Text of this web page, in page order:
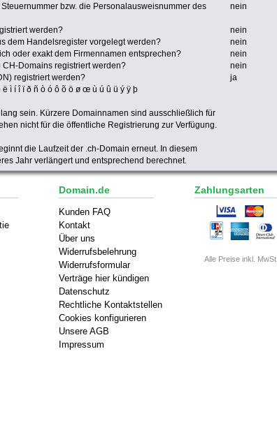
bzw. die Personalausweisnummer des
nein
werden?
nein
dem Handelsregister vorgelegt werden?
nein
oder exakt dem Firmennamen entsprechen?
nein
Domains registriert werden?
nein
registriert werden?
ja
ì í î ï ð ñ ò ó ô õ ö ø œ ù ú û ü ý ÿ þ
sein. Kürzere Domainnamen sind ausschließlich für
nicht für die öffentliche Registrierung zur Verfügung.
die Laufzeit der .ch-Domain erneut. In diesem
Jahr verlängert und entsprechend berechnet.
Domain.de
Kunden FAQ
Kontakt
Über uns
Widerrufsbelehrung
Widerrufsformular
Verträge hier kündigen
Datenschutz
Rechtliche Kontaktstellen
Cookies konfigurieren
Unsere AGB
Impressum
Zahlungsarten
Alle Preise inkl. MwSt.